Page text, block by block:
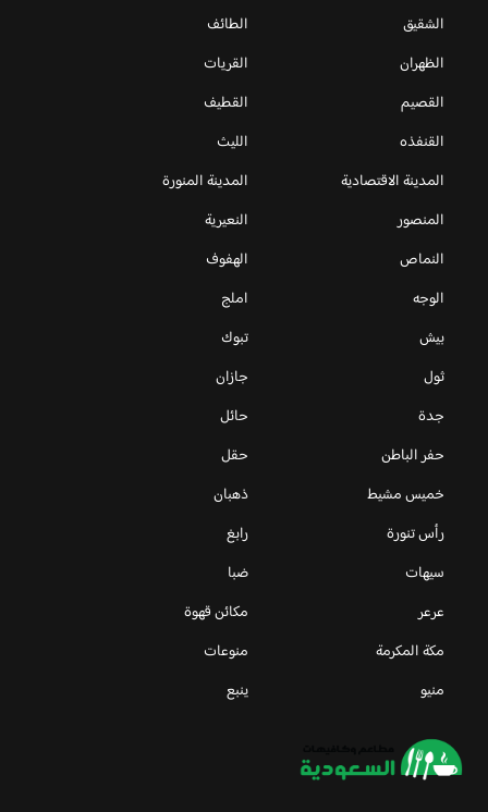
الشقيق
الطائف
الظهران
القريات
القصيم
القطيف
القنفذه
الليث
المدينة الاقتصادية
المدينة المنورة
المنصور
النعيرية
النماص
الهفوف
الوجه
املج
بيش
تبوك
ثول
جازان
جدة
حائل
حفر الباطن
حقل
خميس مشيط
ذهبان
رأس تنورة
رابغ
سيهات
ضبا
عرعر
مكائن قهوة
مكة المكرمة
منوعات
منيو
ينبع